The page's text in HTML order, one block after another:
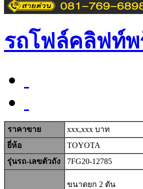
รถโฟล์คลิฟท์พ
ราคาขาย
xxx,xxx บาท
ยี่ห้อ
TOYOTA
รุ่นรถ-เลขตัวถัง
7FG20-12785
ขนาดยก 2 ตัน